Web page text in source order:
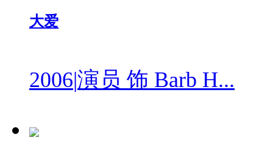
大爱
2006|演员 饰 Barb H...